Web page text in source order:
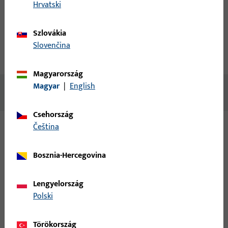
termékleírás
Nincs elérhető tartalom
Hrvatski
Szlovákia
Slovenčina
Magyarország
Magyar | English
Csehország
čeština
Bosznia-Hercegovina
Lengyelország
Polski
Törökország